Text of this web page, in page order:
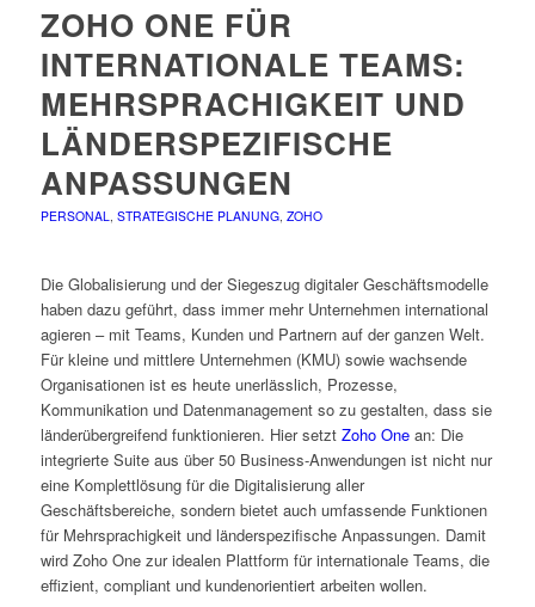
ZOHO ONE FÜR
INTERNATIONALE TEAMS:
MEHRSPRACHIGKEIT UND
LÄNDERSPEZIFISCHE
ANPASSUNGEN
PERSONAL STRATEGISCHE PLANUNG, ZOHO
Die Globalisierung und der Siegeszug digitaler Geschäftsmodelle
haben dazu geführt, dass immer mehr Unternehmen international
agieren – mit Teams, Kunden und Partnern auf der ganzen Welt.
Für kleine und mittlere Unternehmen (KMU) sowie wachsende
Organisationen ist es heute unerlässlich, Prozesse,
Kommunikation und Datenmanagement so zu gestalten, dass sie
länderübergreifend funktionieren. Hier setzt Zoho Onean: Die
integrierte Suite aus über 50 Business-Anwendungen ist nicht nur
eine Komplettlösung für die Digitalisierung aller
Geschäftsbereiche, sondern bietet auch umfassende Funktionen
für Mehrsprachigkeit und länderspezifische Anpassungen. Damit
wird Zoho One zur idealen Plattform für internationale Teams, die
effizient, compliant und kundenorientiert arbeiten wollen.